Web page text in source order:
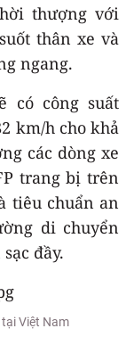
thượng với
thân xe và
ngang.
có công suất
km/h cho khả
các dòng xe
trang bị trên
tiêu chuẩn an
di chuyển
đầy.
Việt Nam